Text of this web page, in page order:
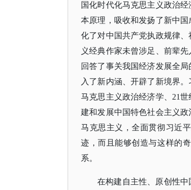
国化时代化马克思主义政治
本原理，吸收和发扬了新中
化了对中国共产党执政规律
义经典作家未曾涉足、前辈
回答了事关我国经济发展全
入了新内涵、开辟了新境界
马克思主义政治经济学、21
建和发展中国特色社会主义
马克思主义，全面贯彻习近
迹，而且能够创造与这样的
系。
在构建自主性、原创性